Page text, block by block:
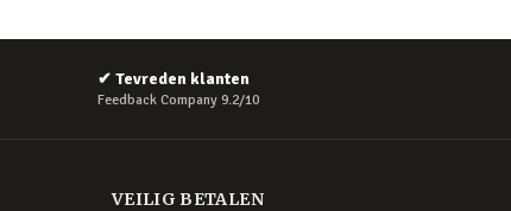
✔ Tevreden klanten
Feedback Company 9.2/10
VEILIG BETALEN